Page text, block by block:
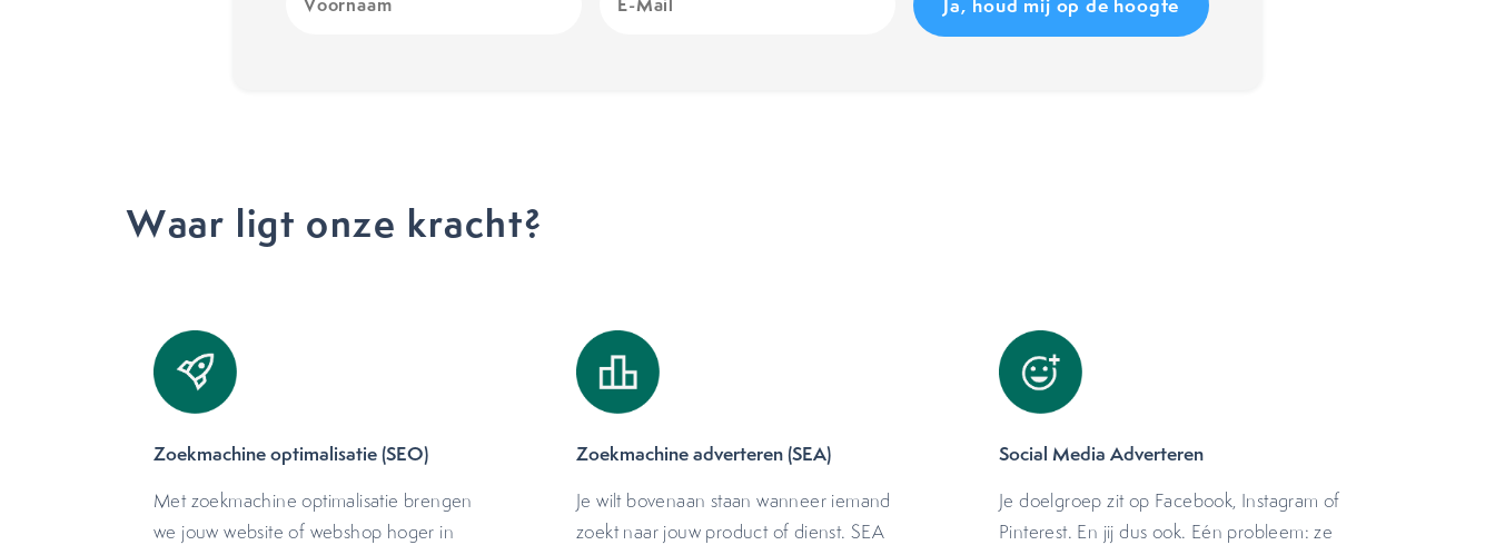
(Vereist)
Mail
Waar ligt onze kracht?
Zoekmachine optimalisatie (SEO)
Met zoekmachine optimalisatie brengen
we jouw website of webshop hoger in
Zoekmachine adverteren (SEA)
Je wilt bovenaan staan wanneer iemand
zoekt naar jouw product of dienst. SEA
Social Media Adverteren
Je doelgroep zit op Facebook, Instagram of
Pinterest. En jij dus ook. Eén probleem: ze